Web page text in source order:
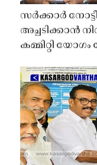
സർക്കാർ
അച്ചടിക്കാൻ
കമ്മിറ്റി